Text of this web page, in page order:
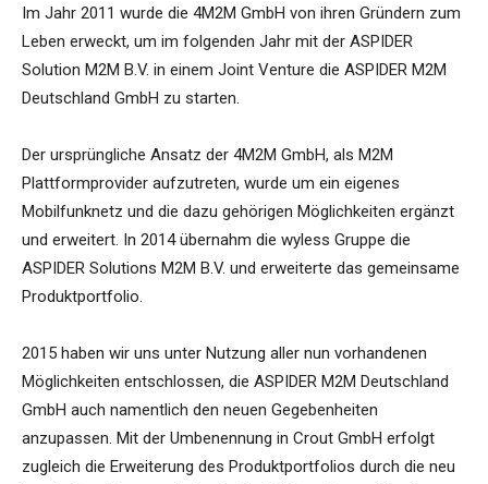
Im Jahr 2011 wurde die 4M2M GmbH von ihren Gründern zum
Leben erweckt, um im folgenden Jahr mit der ASPIDER
Solution M2M B.V. in einem Joint Venture die ASPIDER M2M
Deutschland GmbH zu starten.
Der ursprüngliche Ansatz der 4M2M GmbH, als M2M
Plattformprovider aufzutreten, wurde um ein eigenes
Mobilfunknetz und die dazu gehörigen Möglichkeiten ergänzt
und erweitert. In 2014 übernahm die wyless Gruppe die
ASPIDER Solutions M2M B.V. und erweiterte das gemeinsame
Produktportfolio.
2015 haben wir uns unter Nutzung aller nun vorhandenen
Möglichkeiten entschlossen, die ASPIDER M2M Deutschland
GmbH auch namentlich den neuen Gegebenheiten
anzupassen. Mit der Umbenennung in Crout GmbH erfolgt
zugleich die Erweiterung des Produktportfolios durch die neu